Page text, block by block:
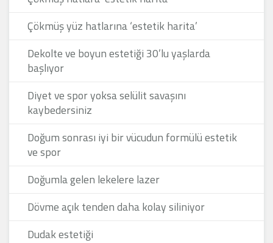
Çökmüş yüz hatlarına ‘estetik harita’
Dekolte ve boyun estetiği 30’lu yaşlarda
başlıyor
Diyet ve spor yoksa selülit savaşını
kaybedersiniz
Doğum sonrası iyi bir vücudun formülü estetik
ve spor
Doğumla gelen lekelere lazer
Dövme açık tenden daha kolay siliniyor
Dudak estetiği